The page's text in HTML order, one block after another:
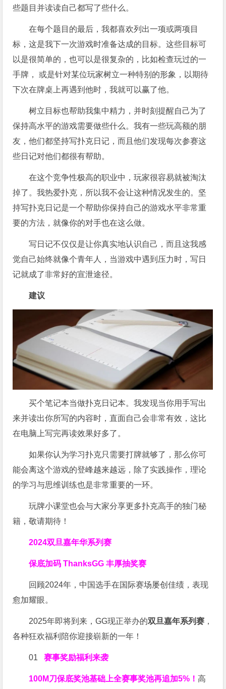
些题目并读读自己都写了些什么。
在每个题目的最后，我都喜欢列出一项或两项目
标，这是我下一次游戏时准备达成的目标。这些目标可
以是很简单的，也可以是很复杂的，比如检查玩过的一
手牌， 或是针对某位玩家树立一种特别的形象，以期待
下次在牌桌上再遇到他时，我就可以赢了他。
树立目标也帮助我集中精力，并时刻提醒自己为了
保持高水平的游戏需要做些什么。我有一些玩高额的朋
友，他们都坚持写扑克日记，而且他们发现每次参赛这
些日记对他们都很有帮助。
在这个竞争性极高的职业中，玩家很容易就被淘汰
掉了。我热爱扑克，所以我不会让这种情况发生的。坚
持写扑克日记是一个帮助你保持自己的游戏水平非常重
要的方法，就像你的对手也在这么做。
写日记不仅仅是让你真实地认识自己，而且这我感
觉自己始终就像个青年人，当游戏中遇到压力时，写日
记就成了非常好的宣泄途径。
建议
买个笔记本当做扑克日记本。我发现当你用手写出
来并读出你所写的内容时，直面自己会非常有效，这比
在电脑上写完再读效果好多了。
如果你认为学习扑克只需要打牌就够了，那么你可
能会离这个游戏的登峰越来越远，除了实践操作，理论
的学习与思维训练也是非常重要的一环。
玩牌小课堂也会与大家分享更多扑克高手的独门秘
籍，敬请期待！
2024双旦嘉年华系列赛
保底加码 ThanksGG 丰厚抽奖赛
回顾2024年，中国选手在国际赛场屡创佳绩，表现
愈加耀眼。
2025年即将到来，GG现正举办的双旦嘉年系列赛 ，
各种狂欢福利陪你迎接崭新的一年！
01赛事奖励福利来袭
100M刀保底奖池基础上全赛事奖池再追加5% ！高